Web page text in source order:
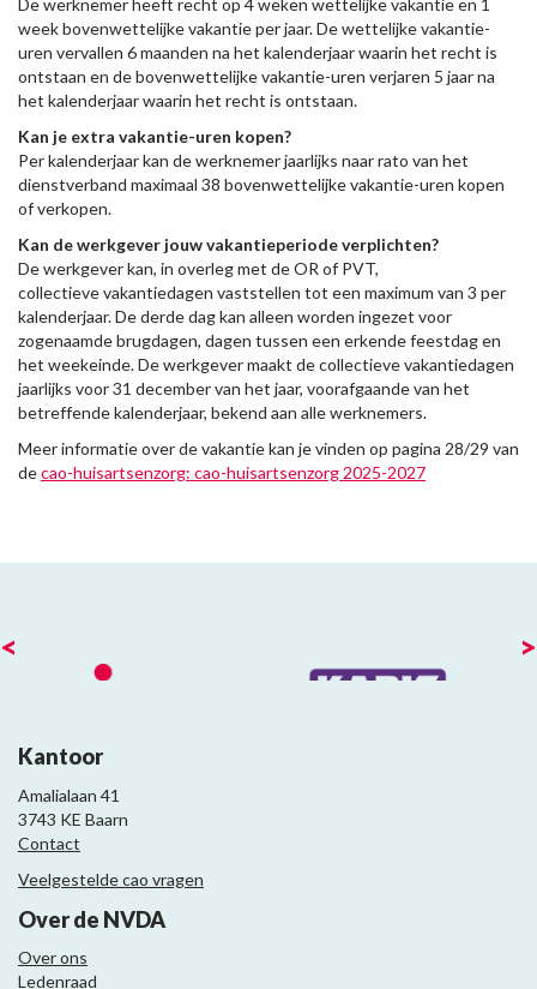
De werknemer heeft recht op 4 weken wettelijke vakantie en 1
week bovenwettelijke vakantie per jaar. De wettelijke vakantie-
uren vervallen 6 maanden na het kalenderjaar waarin het recht is
ontstaan en de bovenwettelijke vakantie-uren verjaren 5 jaar na
het kalenderjaar waarin het recht is ontstaan.
Kan je extra vakantie-uren kopen?
Per kalenderjaar kan de werknemer jaarlijks naar rato van het
dienstverband maximaal 38 bovenwettelijke vakantie-uren kopen
of verkopen.
Kan de werkgever jouw vakantieperiode verplichten?
De werkgever kan, in overleg met de OR of PVT,
collectieve vakantiedagen vaststellen tot een maximum van 3 per
kalenderjaar. De derde dag kan alleen worden ingezet voor
zogenaamde brugdagen, dagen tussen een erkende feestdag en
het weekeinde. De werkgever maakt de collectieve vakantiedagen
jaarlijks voor 31 december van het jaar, voorafgaande van het
betreffende kalenderjaar, bekend aan alle werknemers.
Meer informatie over de vakantie kan je vinden op pagina 28/29 van
decao-huisartsenzorg: cao-huisartsenzorg 2025-2027
< >
Kantoor
Amalialaan 41
3743 KE Baarn
Contact
Veelgestelde cao vragen
Over de NVDA
Over ons
Ledenraad